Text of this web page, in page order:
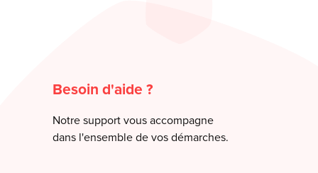
Besoin d'aide ?
Notre support vous accompagne
dans l'ensemble de vos démarches.